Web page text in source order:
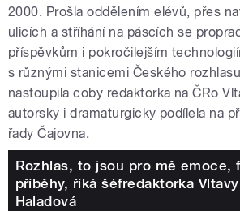
2000. Prošla oddělením elévů, přes
ulicích a stříhání na páscích se
příspěvkům i pokročilejším
s různými stanicemi Českého
nastoupila coby redaktorka na ČRo
autorsky i dramaturgicky podílela na
řady Čajovna.
Rozhlas, to jsou pro mě emoce,
příběhy, říká šéfredaktorka
Haladová